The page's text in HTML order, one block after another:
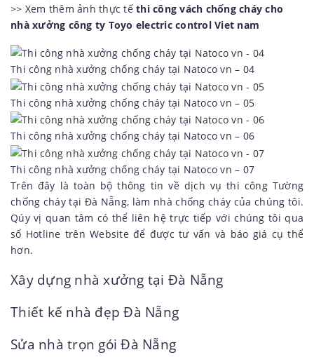
>> Xem thêm ảnh thực tế thi công vách chống cháy cho
nhà xưởng công ty Toyo electric control Viet nam
Thi công nhà xưởng chống cháy tại Natoco vn – 04
Thi công nhà xưởng chống cháy tại Natoco vn – 05
Thi công nhà xưởng chống cháy tại Natoco vn – 06
Thi công nhà xưởng chống cháy tại Natoco vn – 07
Trên đây là toàn bộ thông tin về dịch vụ thi công Tường
chống cháy tại Đà Nẵng, làm nhà chống cháy của chúng tôi.
Qúy vị quan tâm có thể liên hệ trực tiếp với chúng tôi qua
số Hotline trên Website để được tư vấn và báo giá cụ thể
hơn.
Xây dựng nhà xưởng tại Đà Nẵng
Thiết kế nhà đẹp Đà Nẵng
Sửa nhà trọn gói Đà Nẵng